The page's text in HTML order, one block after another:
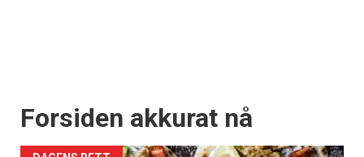
Forsiden akkurat nå